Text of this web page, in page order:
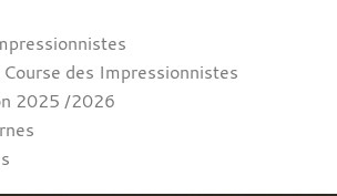
des Impressionnistes
2025 /2026